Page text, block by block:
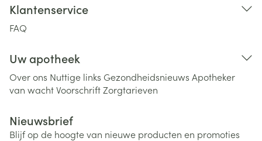
Klantenservice
FAQ
Uw apotheek
Over ons Nuttige links Gezondheidsnieuws Apotheker
van wachtVoorschriftZorgtarieven
Nieuwsbrief
Blijf op de hoogte van nieuwe producten en promoties